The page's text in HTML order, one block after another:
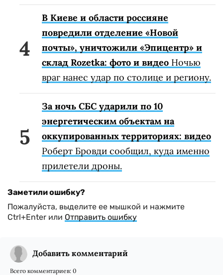
В Киеве и области россияне
повредили отделение «Новой
почты», уничтожили «Эпицентр» и
склад Rozetka: фото и видео Ночью
враг нанес удар по столице и региону.
За ночь СБС ударили по 10
энергетическим объектам на
оккупированных территориях: видео
Роберт Бровди сообщил, куда именно
прилетели дроны.
Заметили ошибку?
Пожалуйста, выделите ее мышкой и нажмите
Ctrl+Enter или Отправить ошибку
Добавить комментарий
Всего комментариев: 0